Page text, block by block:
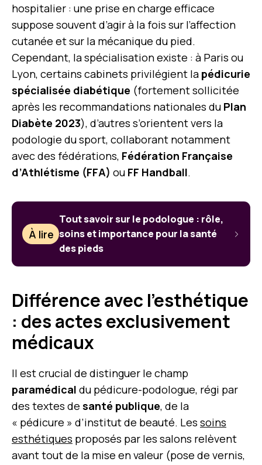
hospitalier : une prise en charge efficace
suppose souvent d’agir à la fois sur l’affection
cutanée et sur la mécanique du pied.
Cependant, la spécialisation existe : à Paris ou
Lyon, certains cabinets privilégient la pédicurie
spécialisée diabétique (fortement sollicitée
après les recommandations nationales du Plan
Diabète 2023), d’autres s’orientent vers la
podologie du sport, collaborant notamment
avec des fédérations, Fédération Française
d’Athlétisme (FFA) ou FF Handball.
À lire
Tout savoir sur le podologue : rôle,
soins et importance pour la santé
des pieds
Différence avec l’esthétique
: des actes exclusivement
médicaux
Il est crucial de distinguer le champ
paramédical du pédicure-podologue, régi par
des textes de santé publique, de la
« pédicure » d’institut de beauté. Les soins
esthétiques proposés par les salons relèvent
avant tout de la mise en valeur (pose de vernis,